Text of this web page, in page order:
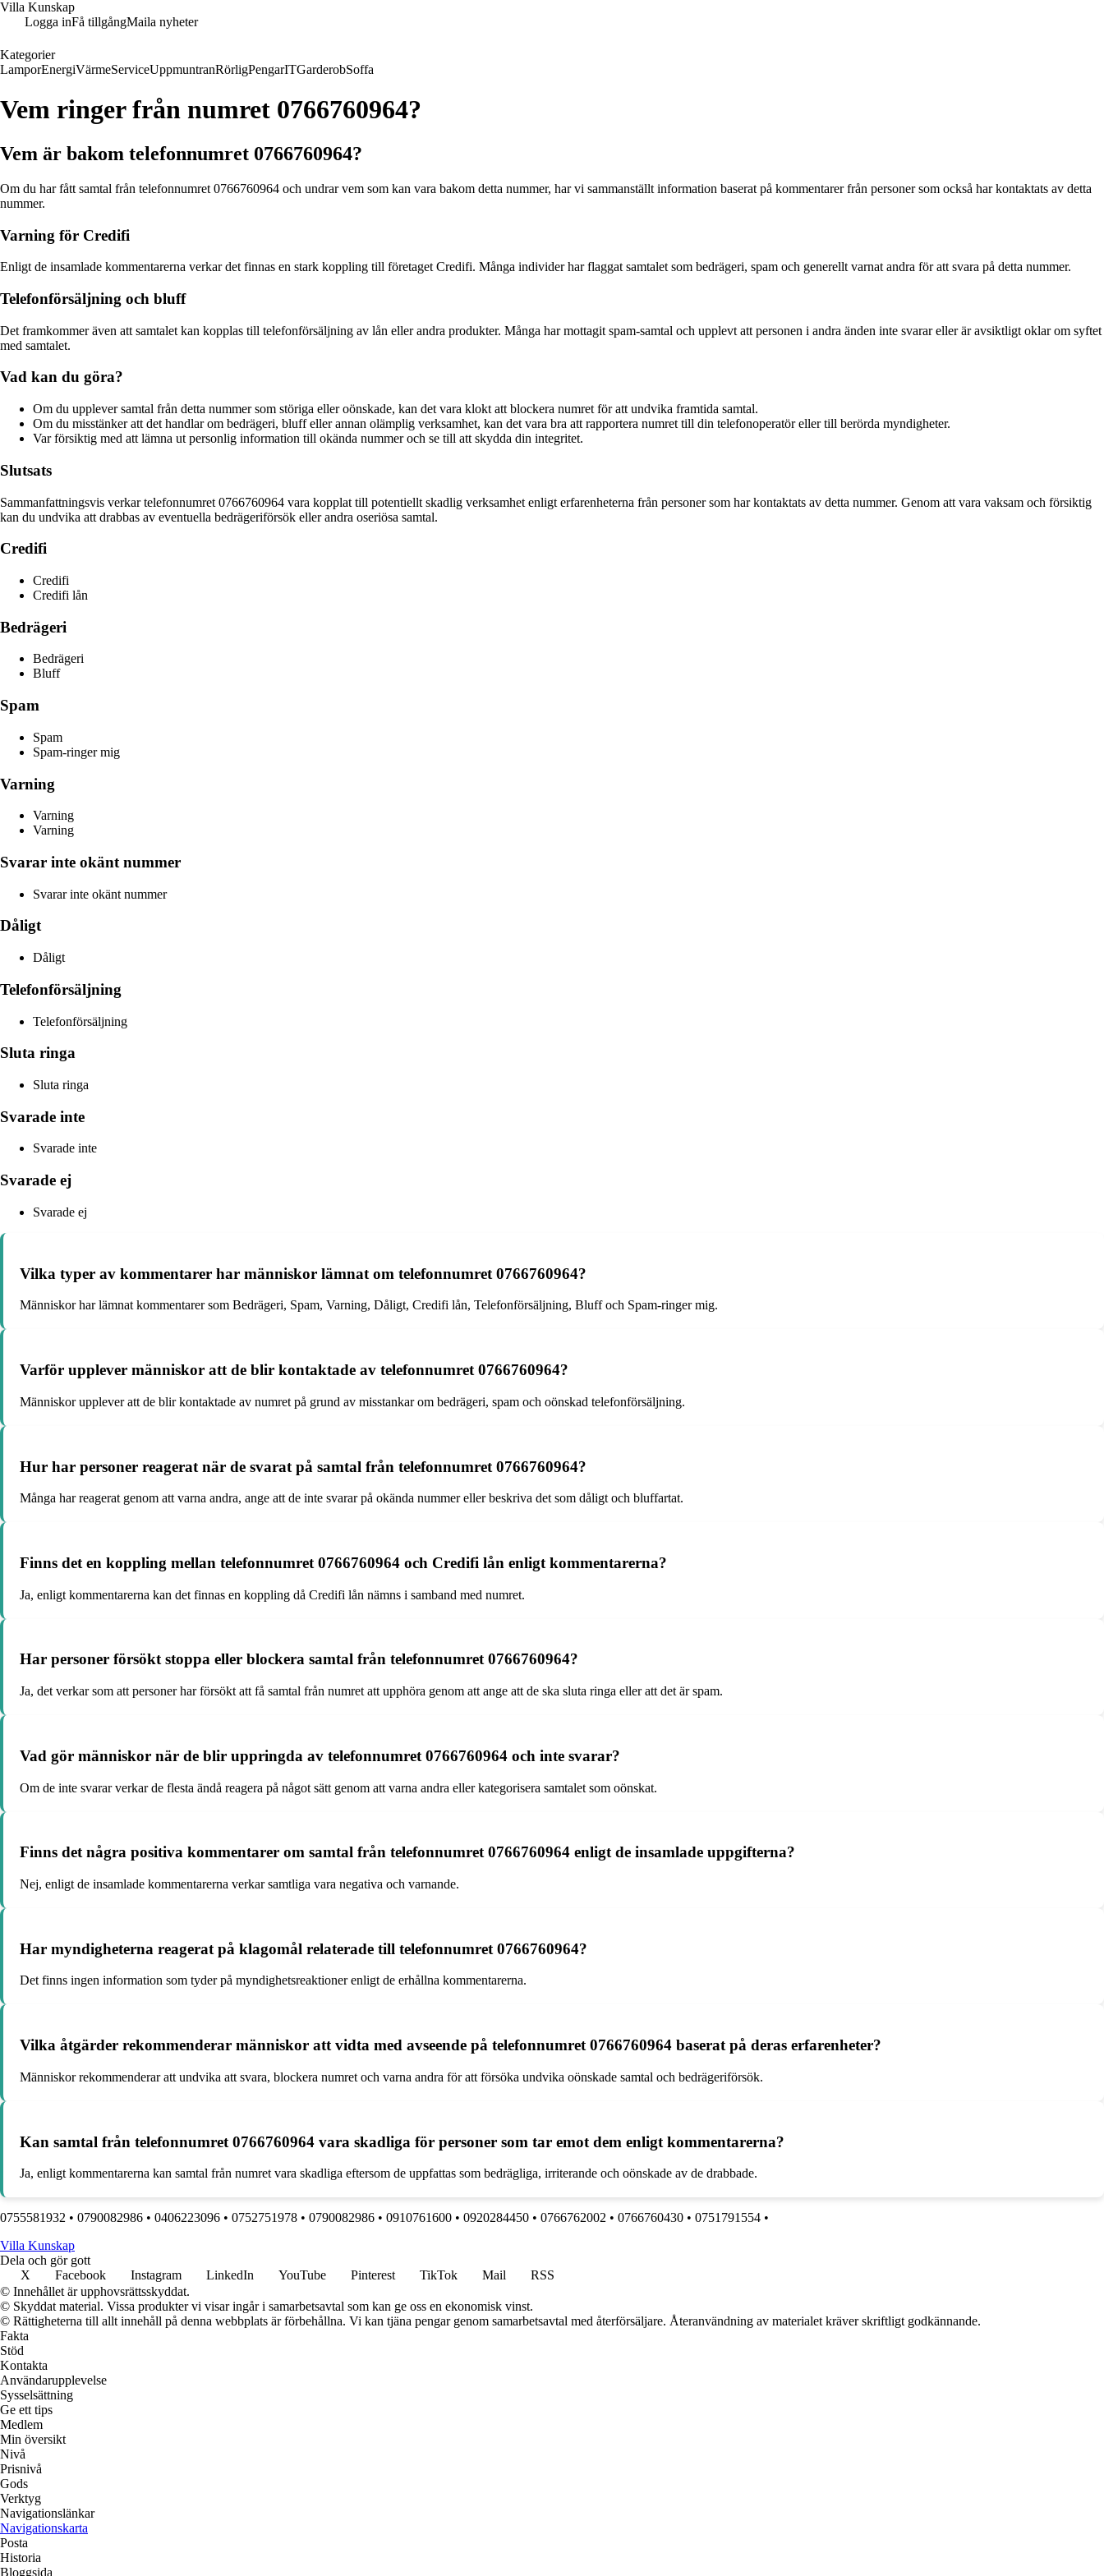
Villa Kunskap
Logga inFå tillgångMaila nyheter
Kategorier
LamporEnergiVärmeServiceUppmuntranRörligPengarITGarderobSoffa
Vem ringer från numret 0766760964?
Vem är bakom telefonnumret 0766760964?
Om du har fått samtal från telefonnumret 0766760964 och undrar vem som kan vara bakom detta nummer, har vi sammanställt information baserat på kommentarer från personer som också har kontaktats av detta
nummer.
Varning för Credifi
Enligt de insamlade kommentarerna verkar det finnas en stark koppling till företaget Credifi. Många individer har flaggat samtalet som bedrägeri, spam och generellt varnat andra för att svara på detta nummer.
Telefonförsäljning och bluff
Det framkommer även att samtalet kan kopplas till telefonförsäljning av lån eller andra produkter. Många har mottagit spam-samtal och upplevt att personen i andra änden inte svarar eller är avsiktligt oklar om syftet
med samtalet.
Vad kan du göra?
Om du upplever samtal från detta nummer som störiga eller oönskade, kan det vara klokt att blockera numret för att undvika framtida samtal.
Om du misstänker att det handlar om bedrägeri, bluff eller annan olämplig verksamhet, kan det vara bra att rapportera numret till din telefonoperatör eller till berörda myndigheter.
Var försiktig med att lämna ut personlig information till okända nummer och se till att skydda din integritet.
Slutsats
Sammanfattningsvis verkar telefonnumret 0766760964 vara kopplat till potentiellt skadlig verksamhet enligt erfarenheterna från personer som har kontaktats av detta nummer. Genom att vara vaksam och försiktig
kan du undvika att drabbas av eventuella bedrägeriförsök eller andra oseriösa samtal.
Credifi
Credifi
Credifi lån
Bedrägeri
Bedrägeri
Bluff
Spam
Spam
Spam-ringer mig
Varning
Varning
Varning
Svarar inte okänt nummer
Svarar inte okänt nummer
Dåligt
Dåligt
Telefonförsäljning
Telefonförsäljning
Sluta ringa
Sluta ringa
Svarade inte
Svarade inte
Svarade ej
Svarade ej
Vilka typer av kommentarer har människor lämnat om telefonnumret 0766760964?
Människor har lämnat kommentarer som Bedrägeri, Spam, Varning, Dåligt, Credifi lån, Telefonförsäljning, Bluff och Spam-ringer mig.
Varför upplever människor att de blir kontaktade av telefonnumret 0766760964?
Människor upplever att de blir kontaktade av numret på grund av misstankar om bedrägeri, spam och oönskad telefonförsäljning.
Hur har personer reagerat när de svarat på samtal från telefonnumret 0766760964?
Många har reagerat genom att varna andra, ange att de inte svarar på okända nummer eller beskriva det som dåligt och bluffartat.
Finns det en koppling mellan telefonnumret 0766760964 och Credifi lån enligt kommentarerna?
Ja, enligt kommentarerna kan det finnas en koppling då Credifi lån nämns i samband med numret.
Har personer försökt stoppa eller blockera samtal från telefonnumret 0766760964?
Ja, det verkar som att personer har försökt att få samtal från numret att upphöra genom att ange att de ska sluta ringa eller att det är spam.
Vad gör människor när de blir uppringda av telefonnumret 0766760964 och inte svarar?
Om de inte svarar verkar de flesta ändå reagera på något sätt genom att varna andra eller kategorisera samtalet som oönskat.
Finns det några positiva kommentarer om samtal från telefonnumret 0766760964 enligt de insamlade uppgifterna?
Nej, enligt de insamlade kommentarerna verkar samtliga vara negativa och varnande.
Har myndigheterna reagerat på klagomål relaterade till telefonnumret 0766760964?
Det finns ingen information som tyder på myndighetsreaktioner enligt de erhållna kommentarerna.
Vilka åtgärder rekommenderar människor att vidta med avseende på telefonnumret 0766760964 baserat på deras erfarenheter?
Människor rekommenderar att undvika att svara, blockera numret och varna andra för att försöka undvika oönskade samtal och bedrägeriförsök.
Kan samtal från telefonnumret 0766760964 vara skadliga för personer som tar emot dem enligt kommentarerna?
Ja, enligt kommentarerna kan samtal från numret vara skadliga eftersom de uppfattas som bedrägliga, irriterande och oönskade av de drabbade.
0755581932 • 0790082986 • 0406223096 • 0752751978 • 0790082986 • 0910761600 • 0920284450 • 0766762002 • 0766760430 • 0751791554 •
Villa Kunskap
Dela och gör gott
X
Facebook Instagram LinkedIn YouTube Pinterest TikTok Mail
RSS
© Innehållet är upphovsrättsskyddat.
© Skyddat material. Vissa produkter vi visar ingår i samarbetsavtal som kan ge oss en ekonomisk vinst.
© Rättigheterna till allt innehåll på denna webbplats är förbehållna. Vi kan tjäna pengar genom samarbetsavtal med återförsäljare. Återanvändning av materialet kräver skriftligt godkännande.
Fakta
Stöd
Kontakta
Användarupplevelse
Sysselsättning
Ge ett tips
Medlem
Min översikt
Nivå
Prisnivå
Gods
Verktyg
Navigationslänkar
Navigationskarta
Posta
Historia
Bloggsida